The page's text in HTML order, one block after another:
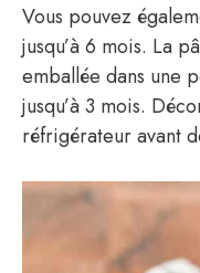
Vous pouvez
jusqu’à 6 mois. La
emballée dans une
jusqu’à 3 mois.
réfrigérateur avant